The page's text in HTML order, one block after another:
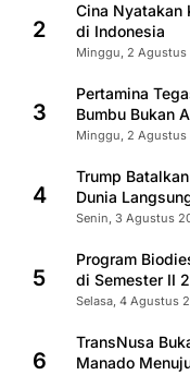
2
Cina Nyatakan
di Indonesia
Minggu, 2 Agustus
3
Pertamina
Bumbu Bukan
Minggu, 2
4
Trump
Dunia
Senin, 3 Agustus
5
Program
di Semester II
Selasa, 4 Agustus
6
TransNusa
Manado